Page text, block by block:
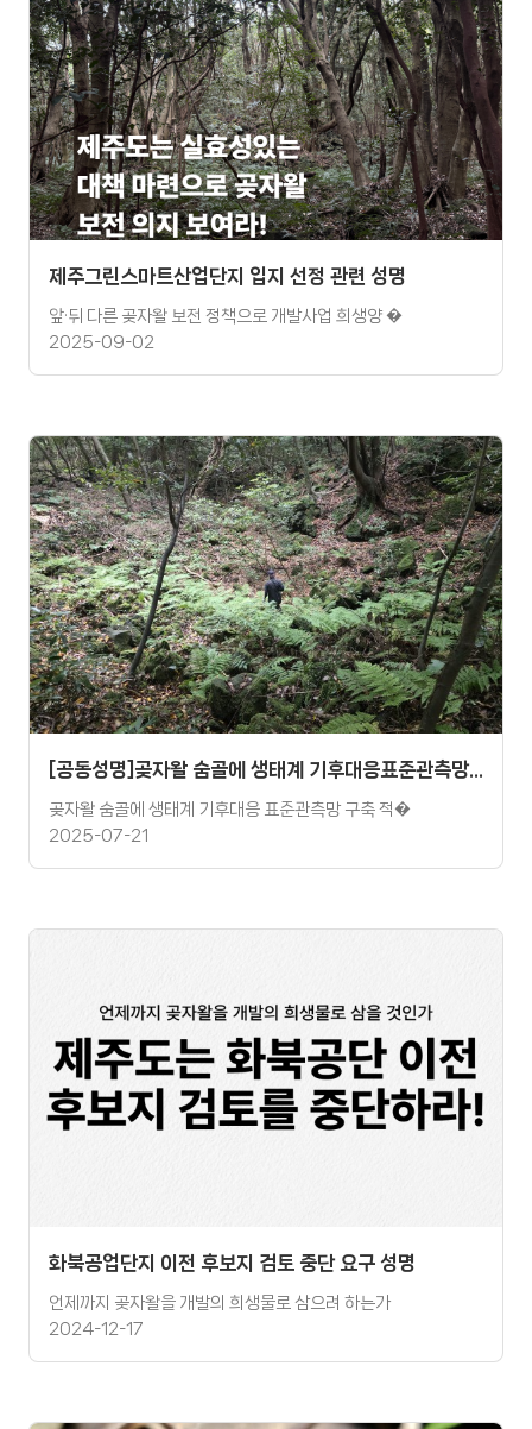
제주그린스마트산업단지 입지 선정 관련 성명
앞·뒤 다른 곶자왈 보전 정책으로 개발사업 희생양 �
2025-09-02
[공동성명]곶자왈 숨골에 생태계 기후대응표준관측망 구축 적절치 않다! 사업 예정지 재선정 촉구 성명
곶자왈 숨골에 생태계 기후대응 표준관측망 구축 적�
2025-07-21
화북공업단지 이전 후보지 검토 중단 요구 성명
언제까지 곶자왈을 개발의 희생물로 삼으려 하는가
2024-12-17